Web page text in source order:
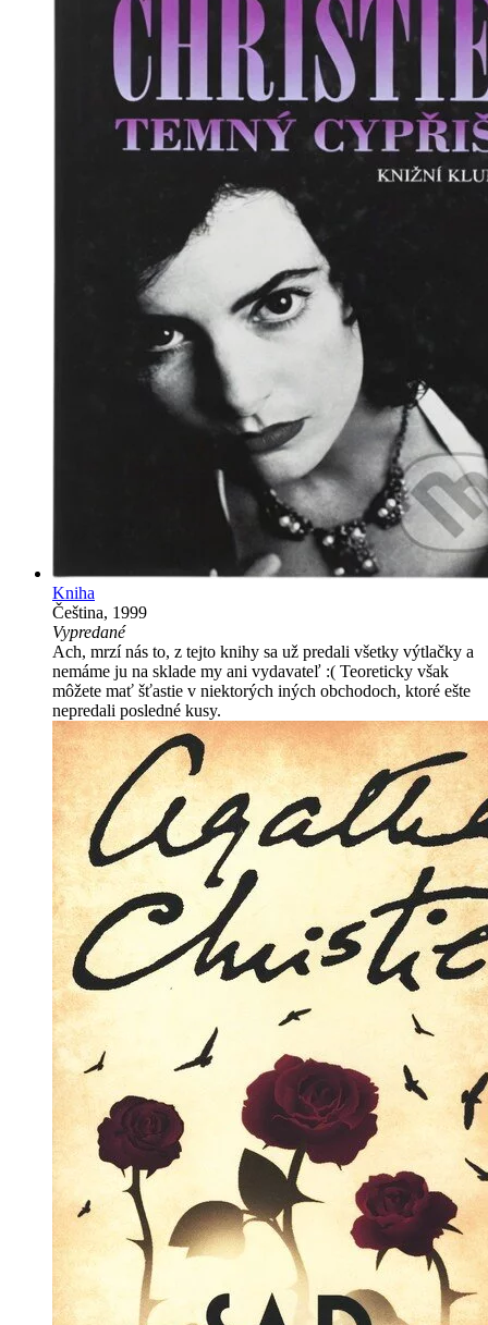
Kniha
Čeština, 1999
Vypredané
Ach, mrzí nás to, z tejto knihy sa už predali všetky výtlačky a
nemáme ju na sklade my ani vydavateľ :( Teoreticky však
môžete mať šťastie v niektorých iných obchodoch, ktoré ešte
nepredali posledné kusy.